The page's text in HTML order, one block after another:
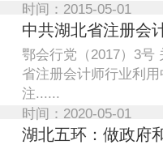
时间：2015-05-01
鄂会行党（2017）3号
省注册会计师行业利用
注......
时间：2020-05-01